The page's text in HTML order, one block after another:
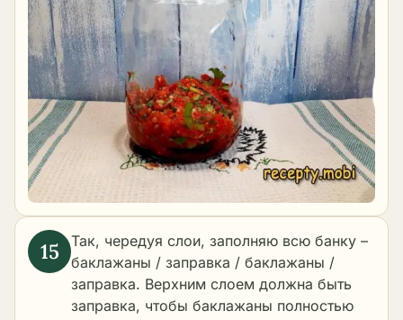
Так, чередуя слои, заполняю всю банку –
баклажаны / заправка / баклажаны /
заправка. Верхним слоем должна быть
заправка, чтобы баклажаны полностью